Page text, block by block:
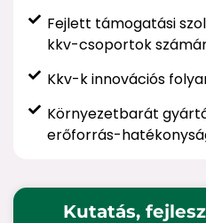
Fejlett támogatási
kkv-csoportok
Kkv-k innovációs
Környezetbarát
erőforrás-
Kutatás,